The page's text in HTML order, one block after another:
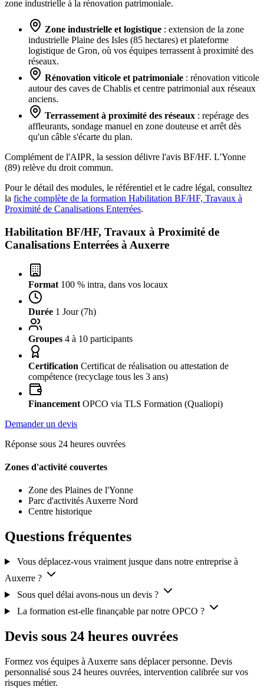
zone industrielle à la rénovation patrimoniale.
Zone industrielle et logistique : extension de la zone
industrielle Plaine des Isles (85 hectares) et plateforme
logistique de Gron, où vos équipes terrassent à proximité des
réseaux.
Rénovation viticole et patrimoniale : rénovation viticole
autour des caves de Chablis et centre patrimonial aux réseaux
anciens.
Terrassement à proximité des réseaux : repérage des
affleurants, sondage manuel en zone douteuse et arrêt dès
qu'un câble s'écarte du plan.
Complément de l'AIPR, la session délivre l'avis BF/HF. L'Yonne
(89) relève du droit commun.
Pour le détail des modules, le référentiel et le cadre légal, consultez
la fiche complète de la formation Habilitation BF/HF, Travaux à
Proximité de Canalisations Enterrées.
Habilitation BF/HF, Travaux à Proximité de
Canalisations Enterrées à Auxerre
Format 100 % intra, dans vos locaux
Durée 1 Jour (7h)
Groupes 4 à 10 participants
Certification Certificat de réalisation ou attestation de
compétence (recyclage tous les 3 ans)
Financement OPCO via TLS Formation (Qualiopi)
Demander un devis
Réponse sous 24 heures ouvrées
Zones d'activité couvertes
Zone des Plaines de l'Yonne
Parc d'activités Auxerre Nord
Centre historique
Questions fréquentes
Vous déplacez-vous vraiment jusque dans notre entreprise à
Auxerre ?
Sous quel délai avons-nous un devis ?
La formation est-elle finançable par notre OPCO ?
Devis sous 24 heures ouvrées
Formez vos équipes à Auxerre sans déplacer personne. Devis
personnalisé sous 24 heures ouvrées, intervention calibrée sur vos
risques métier.